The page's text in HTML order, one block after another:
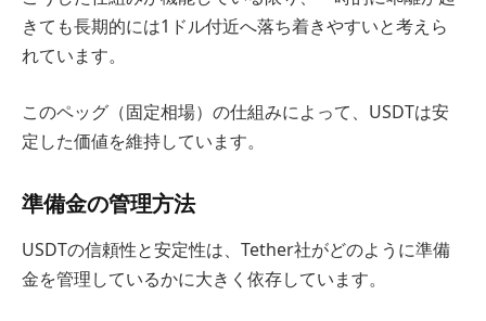
きても長期的には1ドル付近へ落ち着きやすいと考えら
れています。
このペッグ（固定相場）の仕組みによって、USDTは安
定した価値を維持しています。
準備金の管理方法
USDTの信頼性と安定性は、Tether社がどのように準備
金を管理しているかに大きく依存しています。